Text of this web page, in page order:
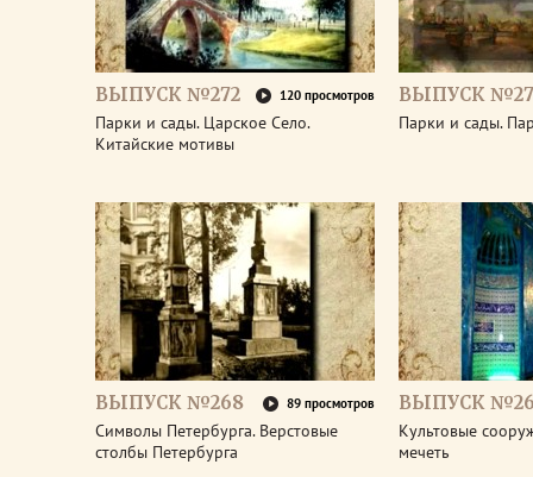
ВЫПУСК №272 120 просмотров
Парки и сады. Царское Село.
Китайские мотивы
ВЫПУСК
Парки и сады.
ВЫПУСК №268 89 просмотров
Символы Петербурга. Верстовые
столбы Петербурга
ВЫПУСК
Культовые
мечеть